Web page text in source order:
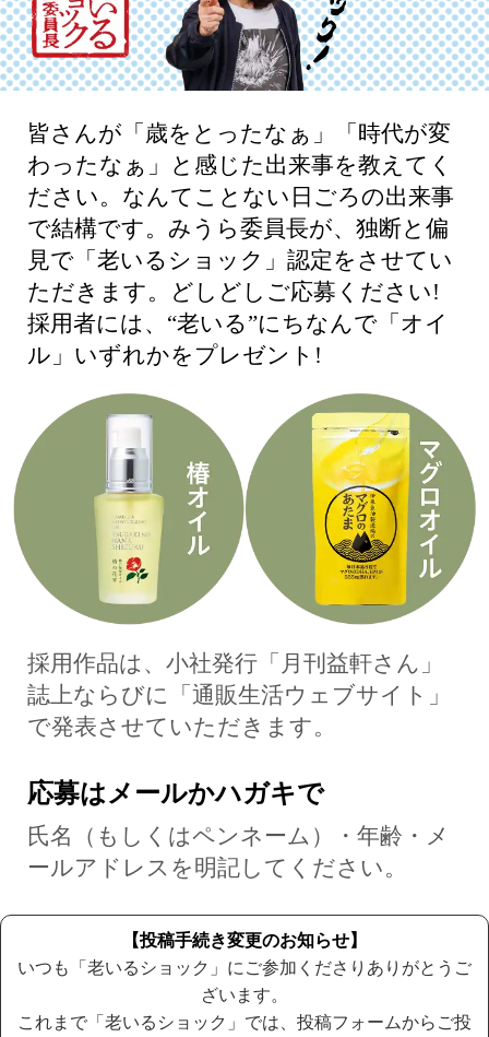
皆さんが「歳をとったなぁ」「時代が変
わったなぁ」と感じた出来事を教えてく
ださい。なんてことない日ごろの出来事
で結構です。みうら委員長が、独断と偏
見で「老いるショック」認定をさせてい
ただきます。どしどしご応募ください!
採用者には、“老いる”にちなんで「オイ
ル」いずれかをプレゼント!
採用作品は、小社発行「月刊益軒さん」
誌上ならびに「通販生活ウェブサイト」
で発表させていただきます。
応募はメールかハガキで
氏名（もしくはペンネーム）・年齢・メ
ールアドレスを明記してください。
【投稿手続き変更のお知らせ】
いつも「老いるショック」にご参加くださりありがとうご
ざいます。
これまで「老いるショック」では、 投稿フォームからご投